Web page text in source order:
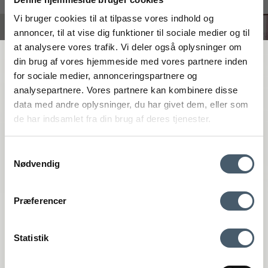
Vi bruger cookies til at tilpasse vores indhold og
annoncer, til at vise dig funktioner til sociale medier og til
at analysere vores trafik. Vi deler også oplysninger om
din brug af vores hjemmeside med vores partnere inden
for sociale medier, annonceringspartnere og
analysepartnere. Vores partnere kan kombinere disse
data med andre oplysninger, du har givet dem, eller som
de har indsamlet fra din brug af deres tjenester.
Nødvendig
Præferencer
Statistik
#interiorshop
Løsning
FÅ 20 % RABATT
Få 20 % rabatt genom att prenumerera på vårt nyhetsbrev. *Din rabatt
kan inte användas på redan nedsatta varor eller produkter från
Rocket.
Genom att anmäla dig till vårt nyhetsbrev godkänner du att få vårt